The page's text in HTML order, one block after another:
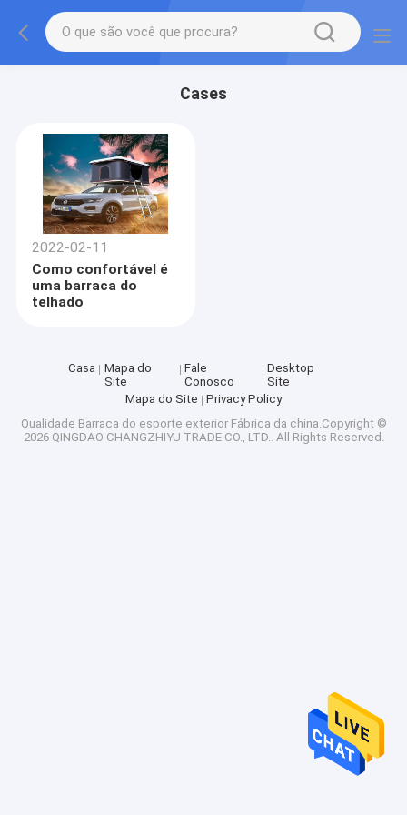
Cases
2022-02-11
Como confortável é
uma barraca do
telhado
Casa
Mapa do
Site
Fale
Conosco
Desktop
Site
Mapa do Site
Privacy Policy
Qualidade Barraca do esporte exteriorFábrica da china.Copyright ©
2026 QINGDAO CHANGZHIYU TRADE CO., LTD.. All Rights Reserved.